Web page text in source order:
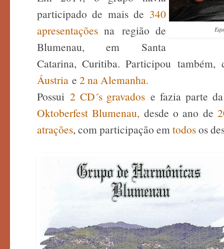
participado de mais de 340
apresentações na região de
Blumenau, em Santa
Catarina, Curitiba. Participoutambém,
Áustria e 2 na Alemanha.
Possui 2 CD´s gravados e fazia parte
Oktoberfest Blumenau, desde o ano de
atrações, com participação em todosos